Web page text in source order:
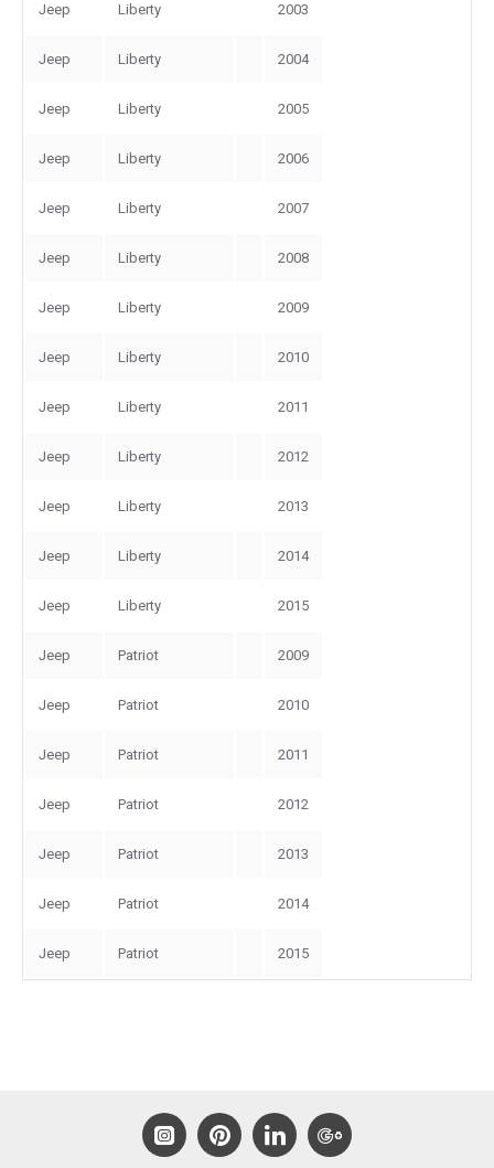
Jeep Liberty 2003
Jeep Liberty 2004
Jeep Liberty 2005
Jeep Liberty 2006
Jeep Liberty 2007
Jeep Liberty 2008
Jeep Liberty 2009
Jeep Liberty 2010
Jeep Liberty 2011
Jeep Liberty 2012
Jeep Liberty 2013
Jeep Liberty 2014
Jeep Liberty 2015
Jeep Patriot 2009
Jeep Patriot 2010
Jeep Patriot 2011
Jeep Patriot 2012
Jeep Patriot 2013
Jeep Patriot 2014
Jeep Patriot 2015